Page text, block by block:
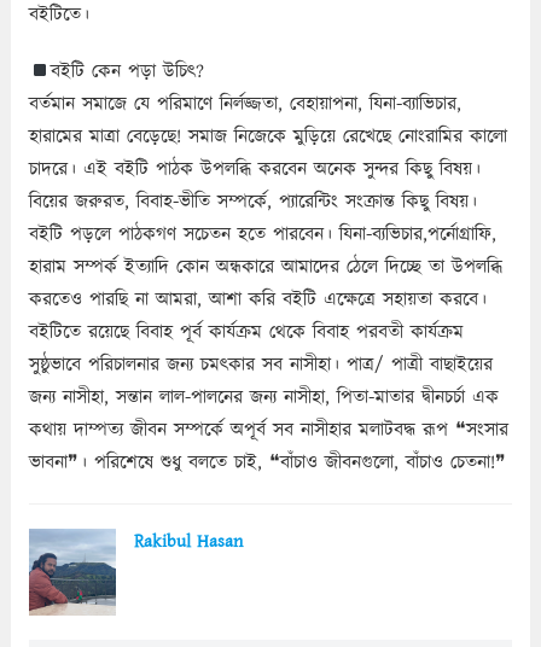
বইটিতে।
বইটি কেন পড়া উচিৎ?
বর্তমান সমাজে যে পরিমাণে নির্লজ্জতা, বেহায়াপনা, যিনা-ব্যাভিচার,
হারামের মাত্রা বেড়েছে! সমাজ নিজেকে মুড়িয়ে রেখেছে নোংরামির কালো
চাদরে। এই বইটি পাঠক উপলব্ধি করবেন অনেক সুন্দর কিছু বিষয়।
বিয়ের জরুরত, বিবাহ-ভীতি সম্পর্কে, প্যারেন্টিং সংক্রান্ত কিছু বিষয়।
বইটি পড়লে পাঠকগণ সচেতন হতে পারবেন। যিনা-ব্যভিচার,পর্নোগ্রাফি,
হারাম সম্পর্ক ইত্যাদি কোন অন্ধকারে আমাদের ঠেলে দিচ্ছে তা উপলব্ধি
করতেও পারছি না আমরা, আশা করি বইটি এক্ষেত্রে সহায়তা করবে।
বইটিতে রয়েছে বিবাহ পূর্ব কার্যক্রম থেকে বিবাহ পরবতী কার্যক্রম
সুষ্ঠুভাবে পরিচালনার জন্য চমৎকার সব নাসীহা। পাত্র/ পাত্রী বাছাইয়ের
জন্য নাসীহা, সন্তান লাল-পালনের জন্য নাসীহা, পিতা-মাতার দ্বীনচর্চা এক
কথায় দাম্পত্য জীবন সম্পর্কে অপূর্ব সব নাসীহার মলাটবদ্ধ রূপ ❝সংসার
ভাবনা❞। পরিশেষে শুধু বলতে চাই, ❝বাঁচাও জীবনগুলো, বাঁচাও চেতনা!❞
Rakibul Hasan